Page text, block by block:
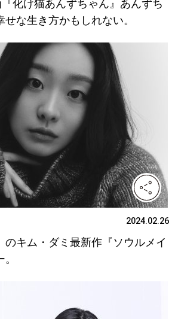
化け猫あんずちゃん』あんずち
な生き方かもしれない。
2024.02.26
のキム・ダミ最新作『ソウルメイ